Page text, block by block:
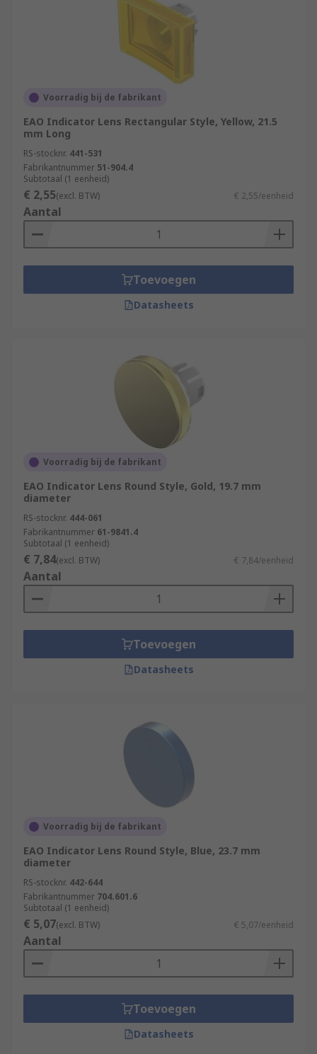
Voorradig bij de fabrikant
EAO Indicator Lens Rectangular Style, Yellow, 21.5
mm Long
RS-stocknr. 441-531
Fabrikantnummer 51-904.4
Subtotaal (1 eenheid)
€ 2,55(excl. BTW) € 2,55/eenheid
Aantal
Toevoegen
Datasheets
Voorradig bij de fabrikant
EAO Indicator Lens Round Style, Gold, 19.7 mm
diameter
RS-stocknr. 444-061
Fabrikantnummer 61-9841.4
Subtotaal (1 eenheid)
€ 7,84(excl. BTW) € 7,84/eenheid
Aantal
Toevoegen
Datasheets
Voorradig bij de fabrikant
EAO Indicator Lens Round Style, Blue, 23.7 mm
diameter
RS-stocknr. 442-644
Fabrikantnummer 704.601.6
Subtotaal (1 eenheid)
€ 5,07(excl. BTW) € 5,07/eenheid
Aantal
Toevoegen
Datasheets